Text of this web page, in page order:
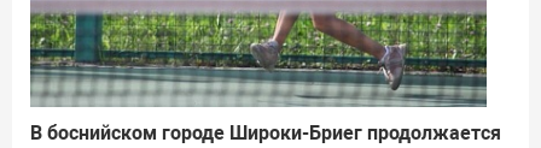
В боснийском городе Широки-Бриег продолжается